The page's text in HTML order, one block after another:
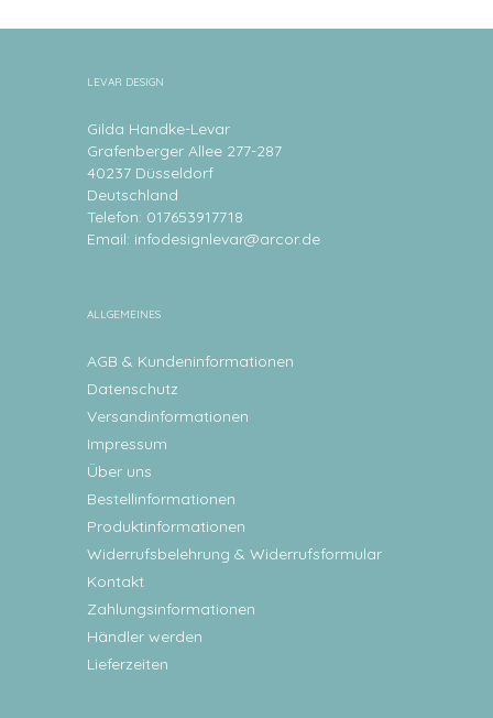
LEVAR DESIGN
Gilda Handke-Levar
Grafenberger Allee 277-287
40237 Düsseldorf
Deutschland
Telefon: 017653917718
Email: infodesignlevar@arcor.de
ALLGEMEINES
AGB & Kundeninformationen
Datenschutz
Versandinformationen
Impressum
Über uns
Bestellinformationen
Produktinformationen
Widerrufsbelehrung & Widerrufsformular
Kontakt
Zahlungsinformationen
Händler werden
Lieferzeiten